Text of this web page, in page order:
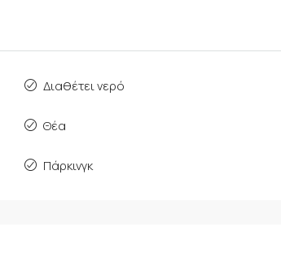
Διαθέτει νερό
Θέα
Πάρκινγκ